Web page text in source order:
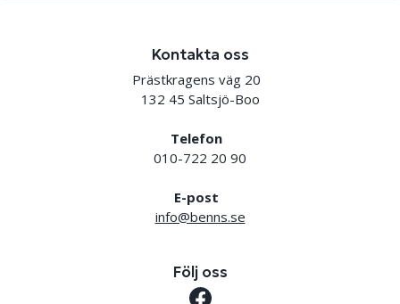
Kontakta oss
Prästkragens väg 20
132 45 Saltsjö-Boo
Telefon
010-722 20 90
E-post
info@benns.se
Följ oss